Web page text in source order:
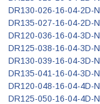
DR130-026-16-04-2D-N
DR135-027-16-04-2D-N
DR120-036-16-04-3D-N
DR125-038-16-04-3D-N
DR130-039-16-04-3D-N
DR135-041-16-04-3D-N
DR120-048-16-04-4D-N
DR125-050-16-04-4D-N